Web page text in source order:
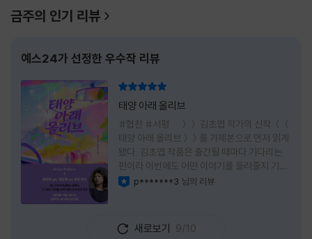
금주의 인기 리뷰
예스24가 선정한 우수작 리뷰
태양 아래 올리브
#협찬 #서평 ＞＞ 김초엽 작가의 신작 ＜＜
태양 아래 올리브＞＞를 가제본으로 먼저 읽게
됐다. 김초엽 작품은 출간될 때마다 기다리는
편이라 이번에도 어떤 이야기를 들려줄지 기대
가 컸다. 스포일러 없이 읽는 것이 가장 재미있
그 선택이 정말 잘한 일이었다. 첫 장부터 평범
하지 않았다. 사라진 누군가에게 보내는 메일로
p*******3 님의 리뷰
새로보기 9/10